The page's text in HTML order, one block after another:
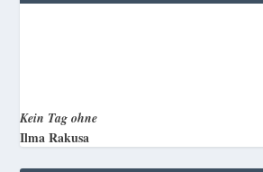
Kein Tag ohne
Ilma Rakusa